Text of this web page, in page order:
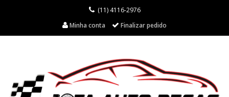
(11) 4116-2976
Minha conta
Finalizar pedido